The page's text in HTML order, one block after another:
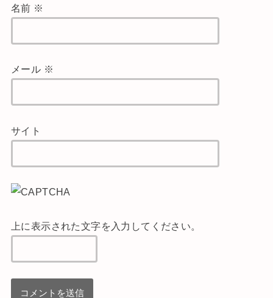
名前 ※
メール ※
サイト
上に表示された文字を入力してください。